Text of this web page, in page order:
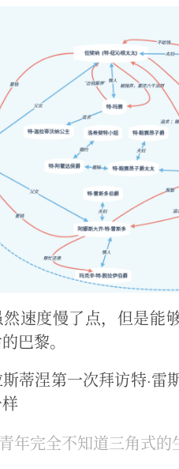
速度慢了点，但是能
巴黎。
蒂涅第一次拜访特·雷
年完全不知道三角式的